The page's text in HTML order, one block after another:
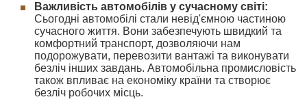
Важливість автомобілів у сучасному світі:
Сьогодні автомобілі стали невід'ємною частиною
сучасного життя. Вони забезпечують швидкий та
комфортний транспорт, дозволяючи нам
подорожувати, перевозити вантажі та виконувати
безліч інших завдань. Автомобільна промисловість
також впливає на економіку країни та створює
безліч робочих місць.